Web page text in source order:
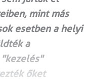
mint más
esetben a helyi
a
őket